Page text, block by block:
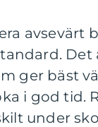
avsevärt
Det
ger bäst
i god tid.
under